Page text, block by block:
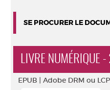
SE PROCURER LE
LIVRE NUMÉRIQUE
EPUB | Adobe DRM ou